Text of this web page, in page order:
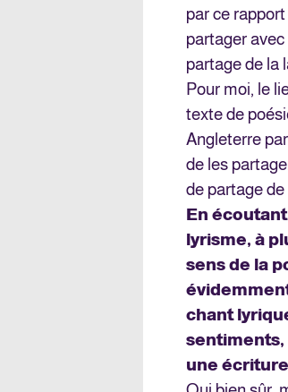
par ce
partager
partage de la
Pour moi, le
texte de
Angleterre
de les
de partage de
En écoutant
lyrisme, à
sens de la
chant
sentiments,
une